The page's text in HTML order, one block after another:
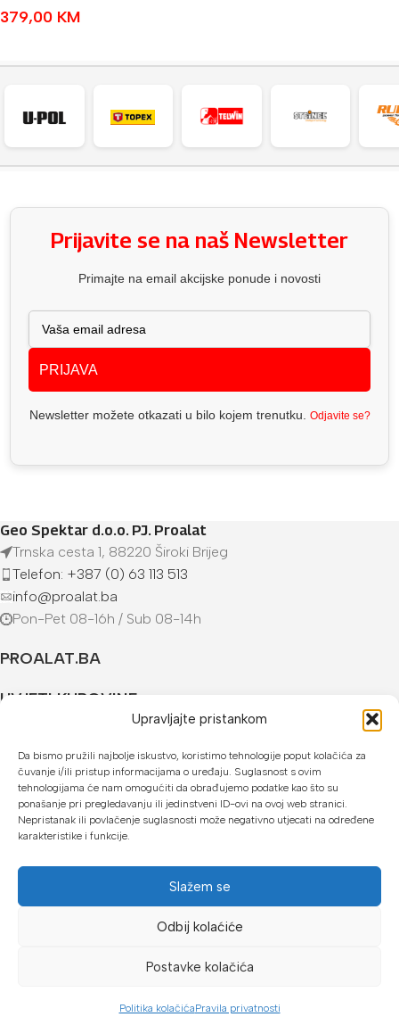
Upravljajte pristankom
Da bismo pružili najbolje iskustvo, koristimo tehnologije poput kolačića za
čuvanje i/ili pristup informacijama o uređaju. Suglasnost s ovim
tehnologijama će nam omogućiti da obrađujemo podatke kao što su
ponašanje pri pregledavanju ili jedinstveni ID-ovi na ovoj web stranici.
Nepristanak ili povlačenje suglasnosti može negativno utjecati na određene
karakteristike i funkcije.
Slažem se
Odbij kolaćiće
Postavke kolačića
Politika kolačićaPravila privatnosti
379,00 KM
Prijavite se na naš Newsletter
Primajte na email akcijske ponude i novosti
PRIJAVA
Newsletter možete otkazati u bilo kojem trenutku. Odjavite se?
Geo Spektar d.o.o. PJ. Proalat
Trnska cesta 1, 88220 Široki Brijeg
Telefon: +387 (0) 63 113 513
info@proalat.ba
Pon-Pet 08-16h / Sub 08-14h
PROALAT.BA
UVJETI KUPOVINE
U našoj web trgovini možete platiti:
Kreditnim karticama jednokratno ili do 24 rate
Općom uplatnicom, virmanom, internet bankarstvom
Gotovinom prilikom preuzimanja
Mikrofin do 18 rata
Copyright © 2026 Proalat.ba